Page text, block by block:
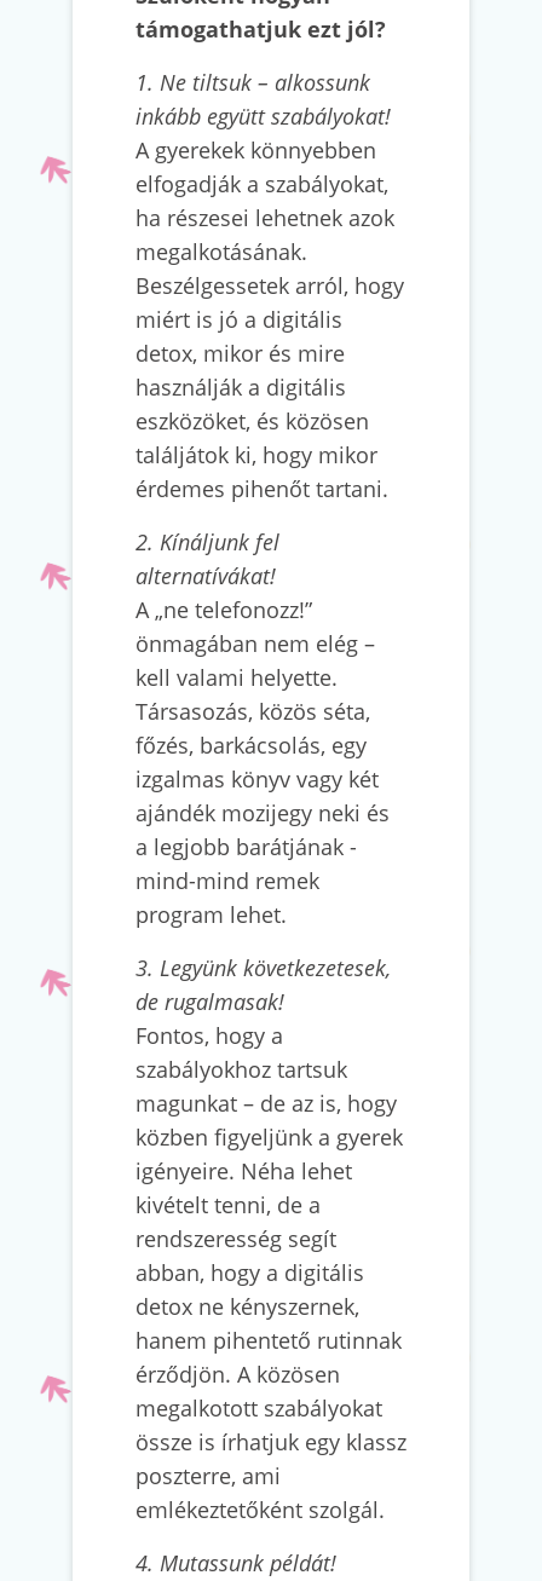
támogathatjuk ezt jól?
1. Ne tiltsuk – alkossunk
inkább együtt szabályokat!
A gyerekek könnyebben
elfogadják a szabályokat,
ha részesei lehetnek azok
megalkotásának.
Beszélgessetek arról, hogy
miért is jó a digitális
detox, mikor és mire
használják a digitális
eszközöket, és közösen
találjátok ki, hogy mikor
érdemes pihenőt tartani.
2. Kínáljunk fel
alternatívákat!
A „ne telefonozz!”
önmagában nem elég –
kell valami helyette.
Társasozás, közös séta,
főzés, barkácsolás, egy
izgalmas könyv vagy két
ajándék mozijegy neki és
a legjobb barátjának -
mind-mind remek
program lehet.
3. Legyünk következetesek,
de rugalmasak!
Fontos, hogy a
szabályokhoz tartsuk
magunkat – de az is, hogy
közben figyeljünk a gyerek
igényeire. Néha lehet
kivételt tenni, de a
rendszeresség segít
abban, hogy a digitális
detox ne kényszernek,
hanem pihentető rutinnak
érződjön. A közösen
megalkotott szabályokat
össze is írhatjuk egy klassz
poszterre, ami
emlékeztetőként szolgál.
4. Mutassunk példát!